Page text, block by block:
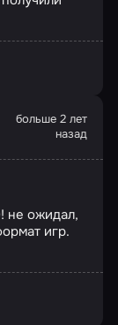
больше 2 лет
назад
не ожидал,
игр.